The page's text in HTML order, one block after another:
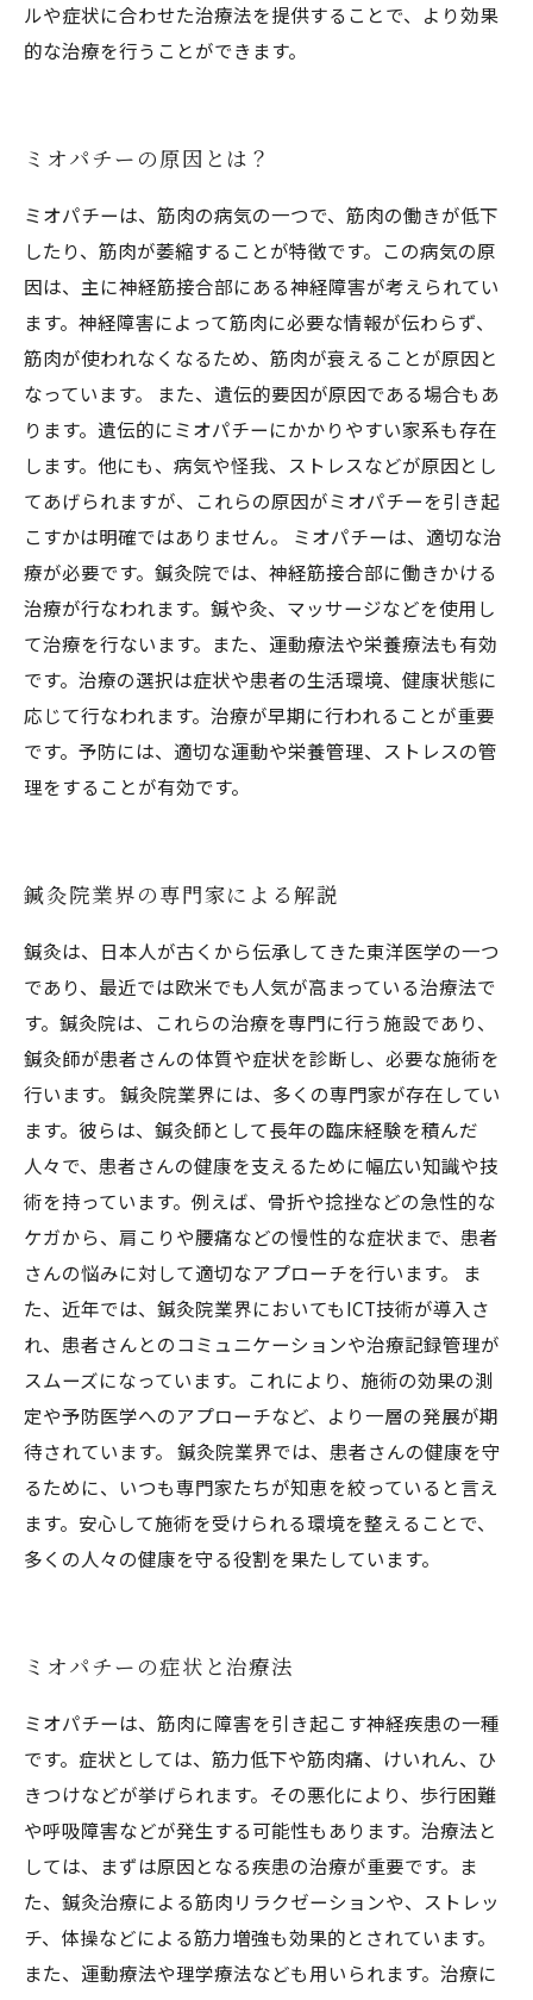
ルや症状に合わせた治療法を提供することで、より効果
的な治療を行うことができます。
ミオパチーの原因とは？
ミオパチーは、筋肉の病気の一つで、筋肉の働きが低下
したり、筋肉が萎縮することが特徴です。この病気の原
因は、主に神経筋接合部にある神経障害が考えられてい
ます。神経障害によって筋肉に必要な情報が伝わらず、
筋肉が使われなくなるため、筋肉が衰えることが原因と
なっています。 また、遺伝的要因が原因である場合もあ
ります。遺伝的にミオパチーにかかりやすい家系も存在
します。他にも、病気や怪我、ストレスなどが原因とし
てあげられますが、これらの原因がミオパチーを引き起
こすかは明確ではありません。 ミオパチーは、適切な治
療が必要です。鍼灸院では、神経筋接合部に働きかける
治療が行なわれます。鍼や灸、マッサージなどを使用し
て治療を行ないます。また、運動療法や栄養療法も有効
です。治療の選択は症状や患者の生活環境、健康状態に
応じて行なわれます。治療が早期に行われることが重要
です。予防には、適切な運動や栄養管理、ストレスの管
理をすることが有効です。
鍼灸院業界の専門家による解説
鍼灸は、日本人が古くから伝承してきた東洋医学の一つ
であり、最近では欧米でも人気が高まっている治療法で
す。鍼灸院は、これらの治療を専門に行う施設であり、
鍼灸師が患者さんの体質や症状を診断し、必要な施術を
行います。 鍼灸院業界には、多くの専門家が存在してい
ます。彼らは、鍼灸師として長年の臨床経験を積んだ
人々で、患者さんの健康を支えるために幅広い知識や技
術を持っています。例えば、骨折や捻挫などの急性的な
ケガから、肩こりや腰痛などの慢性的な症状まで、患者
さんの悩みに対して適切なアプローチを行います。 ま
た、近年では、鍼灸院業界においてもICT技術が導入さ
れ、患者さんとのコミュニケーションや治療記録管理が
スムーズになっています。これにより、施術の効果の測
定や予防医学へのアプローチなど、より一層の発展が期
待されています。 鍼灸院業界では、患者さんの健康を守
るために、いつも専門家たちが知恵を絞っていると言え
ます。安心して施術を受けられる環境を整えることで、
多くの人々の健康を守る役割を果たしています。
ミオパチーの症状と治療法
ミオパチーは、筋肉に障害を引き起こす神経疾患の一種
です。症状としては、筋力低下や筋肉痛、けいれん、ひ
きつけなどが挙げられます。その悪化により、歩行困難
や呼吸障害などが発生する可能性もあります。治療法と
しては、まずは原因となる疾患の治療が重要です。ま
た、鍼灸治療による筋肉リラクゼーションや、ストレッ
チ、体操などによる筋力増強も効果的とされています。
また、運動療法や理学療法なども用いられます。治療に